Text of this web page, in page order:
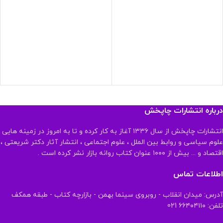
درباره انتشارات چاپخش
انتشارات چاپخش از سال ۱۳۳۶ آغاز به کار کرده و تا به امروز در زمینه هایی
علوم سیاسی و روابط بین الملل ، علوم اجتماعی ، انتشار آثار دکتر شریعتی ،
اقتصاد و ... بیش از ۱۰۰۰ عنوان کتاب روانه بازار نشر کرده است .
اطلاعات تماس
آدرس: میدان انقلاب - روبروی سینما بهمن - بازارچه کتاب - طبقه همکف
تلفن: ۶۶۴۰۴۱۱۰ 021